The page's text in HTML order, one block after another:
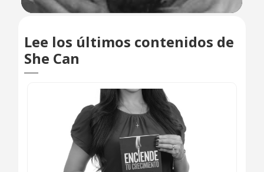
Lee los últimos contenidos de
She Can